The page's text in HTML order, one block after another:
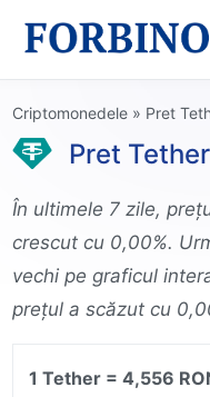
Criptomonedele » Pret
Pret Tether
În ultimele 7 zile,
crescut cu 0,00%.
vechi pe graficul
prețul a scăzut cu
1 Tether = 4,556